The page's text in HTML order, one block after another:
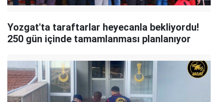
Yozgat'ta taraftarlar heyecanla bekliyordu!
250 gün içinde tamamlanması planlanıyor